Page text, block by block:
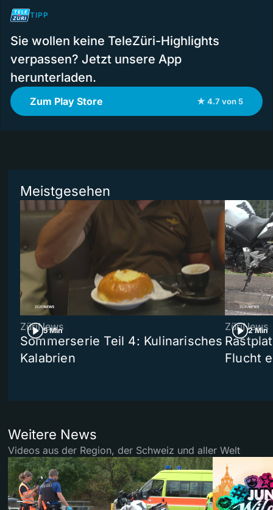
TIPP
Sie wollen keine TeleZüri-Highlights
verpassen? Jetzt unsere App
herunterladen.
Zum Play Store ★ 4.7 von 5
Meistgesehen
5 Min
ZüriNews
Sommerserie Teil 4: Kulinarisches
Kalabrien
2 Min
ZüriNews
Flucht
Weitere News
Videos aus der Region, der Schweiz und aller Welt